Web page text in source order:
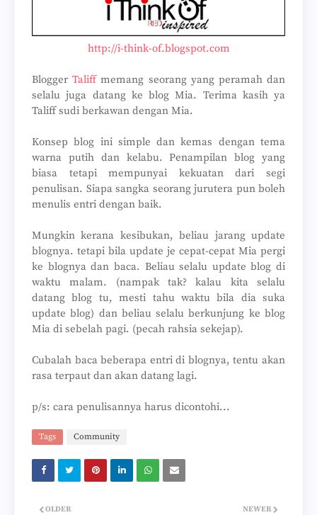
http://i-think-of.blogspot.com
BloggerTaliffmemang seorang yang peramah dan
selalu juga datang ke blog Mia. Terima kasih ya
Taliff sudi berkawan dengan Mia.
Konsep blog ini simple dan kemas dengan tema
warna putih dan kelabu. Penampilan blog yang
biasa tetapi mempunyai kekuatan dari segi
penulisan. Siapa sangka seorang jurutera pun boleh
menulis entri dengan baik.
Mungkin kerana kesibukan, beliau jarang update
blognya. tetapi bila update je cepat-cepat Mia pergi
ke blognya dan baca. Beliau selalu update blog di
waktu malam. (nampak tak? kalau kita selalu
datang blog tu, mesti tahu waktu bila dia suka
update blog) dan beliau selalu berkunjung ke blog
Mia di sebelah pagi. (pecah rahsia sekejap).
Cubalah baca beberapa entri di blognya, tentu akan
rasa terpaut dan akan datang lagi.
p/s: cara penulisannya harus dicontohi...
Tags Community
NEWER
OLDER